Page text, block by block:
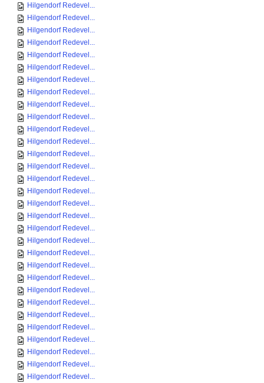
Hilgendorf Redevel...
Hilgendorf Redevel...
Hilgendorf Redevel...
Hilgendorf Redevel...
Hilgendorf Redevel...
Hilgendorf Redevel...
Hilgendorf Redevel...
Hilgendorf Redevel...
Hilgendorf Redevel...
Hilgendorf Redevel...
Hilgendorf Redevel...
Hilgendorf Redevel...
Hilgendorf Redevel...
Hilgendorf Redevel...
Hilgendorf Redevel...
Hilgendorf Redevel...
Hilgendorf Redevel...
Hilgendorf Redevel...
Hilgendorf Redevel...
Hilgendorf Redevel...
Hilgendorf Redevel...
Hilgendorf Redevel...
Hilgendorf Redevel...
Hilgendorf Redevel...
Hilgendorf Redevel...
Hilgendorf Redevel...
Hilgendorf Redevel...
Hilgendorf Redevel...
Hilgendorf Redevel...
Hilgendorf Redevel...
Hilgendorf Redevel...